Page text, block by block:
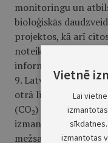
monitoringu un
bioloģiskās
projektos, kā arī
noteikumu 2.3., 2.4.
informāciju.
9. Latvijas Valsts
otrā līmeņa meža
(CO2) emisijas un
izmantošanas,
mežsaimniecības
Vietnē
Lai
izmantotas